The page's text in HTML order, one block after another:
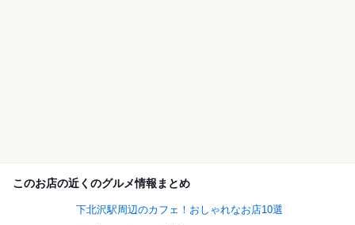
このお店の近くのグルメ情報まとめ
下北沢駅周辺のカフェ！おしゃれなお店10選